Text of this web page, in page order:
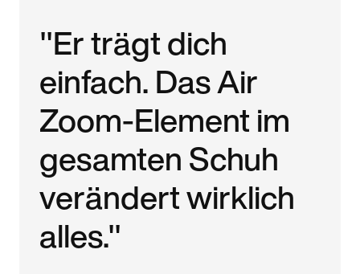
"Er trägt dich
einfach. Das Air
Zoom-Element im
gesamten Schuh
verändert wirklich
alles."